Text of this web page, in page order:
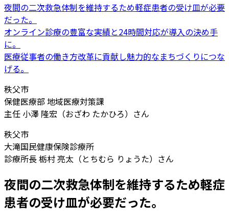
夜間の二次救急体制を維持するため軽症患者の受け皿が必要
だった。
オンライン診療の豊富な実績と24時間対応が導入の決め手
に。
医療従事者の働き方改革に貢献し魅力的なまちづくりにつな
げる。
秩父市
保健医療部 地域医療対策課
主任 小澤 隆宏（おざわ たかひろ）さん
秩父市
大滝国民健康保険診療所
診療所長 栃村 亮太（とちむら りょうた）さん
夜間の二次救急体制を維持するため軽症
患者の受け皿が必要だった。